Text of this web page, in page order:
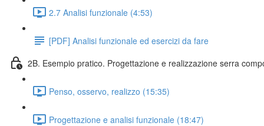
2.7 Analisi funzionale (4:53)
[PDF] Analisi funzionale ed esercizi da fare
2B. Esempio pratico. Progettazione e realizzazione serra
Penso, osservo, realizzo (15:35)
Progettazione e analisi funzionale (18:47)